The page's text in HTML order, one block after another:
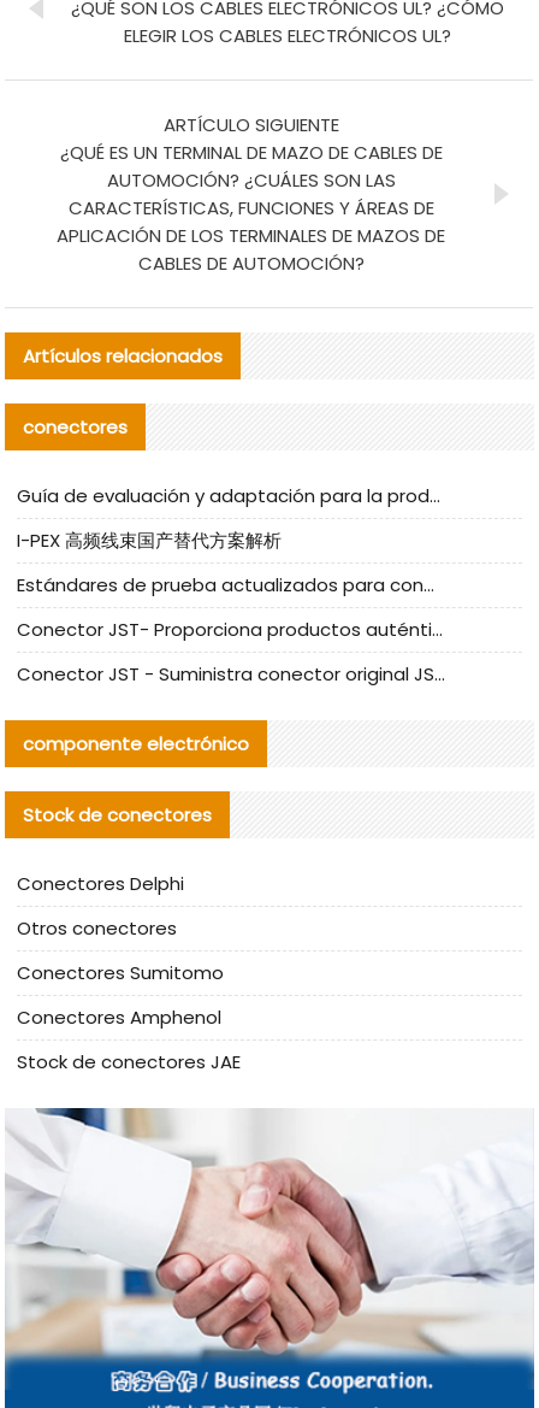
¿QUÉ SON LOS CABLES ELECTRÓNICOS UL? ¿CÓMO
ELEGIR LOS CABLES ELECTRÓNICOS UL?
ARTÍCULO SIGUIENTE
¿QUÉ ES UN TERMINAL DE MAZO DE CABLES DE
AUTOMOCIÓN? ¿CUÁLES SON LAS
CARACTERÍSTICAS, FUNCIONES Y ÁREAS DE
APLICACIÓN DE LOS TERMINALES DE MAZOS DE
CABLES DE AUTOMOCIÓN?
Artículos relacionados
conectores
Guía de evaluación y adaptación para la producción en serie de componentes de cables nacionales para CNC Tech
I-PEX 高频线束国产替代方案解析
Estándares de prueba actualizados para conectores nacionales bajo la referencia de CLIFF
Conector JST- Proporciona productos auténticos y alternativos del conector JST NSHR-02V-S
Conector JST - Suministra conector original JST GHR-09V-S | productos alternativos
componente electrónico
Stock de conectores
Conectores Delphi
Otros conectores
Conectores Sumitomo
Conectores Amphenol
Stock de conectores JAE